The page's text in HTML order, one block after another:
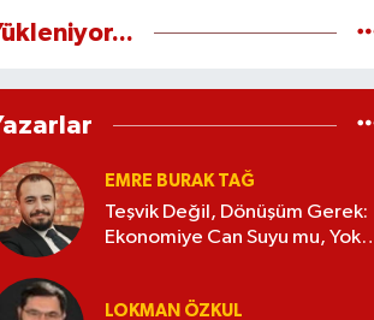
EMRE BURAK TAĞ
Teşvik Değil, Dönüşüm Gerek:
Ekonomiye Can Suyu mu,
LOKMAN ÖZKUL